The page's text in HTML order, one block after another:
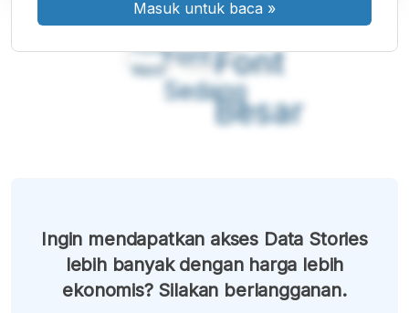
Font
Kecil
Font
Sedang
Font
Besar
Masuk untuk baca »
Ingin mendapatkan akses Data Stories
lebih banyak dengan harga lebih
ekonomis? Silakan berlangganan.